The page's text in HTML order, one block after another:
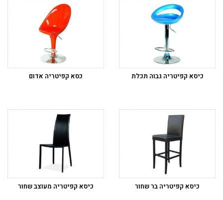
כיסא קפיטריה גבוה תכלת כסא קפיטריה אדום
כיסא קפיטריה בר שחור כיסא קפיטריה מעוצב שחור